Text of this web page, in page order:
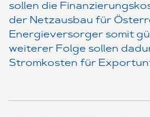
sollen die
der Netzausbau für
Energieversorger somit
weiterer Folge sollen
Stromkosten für